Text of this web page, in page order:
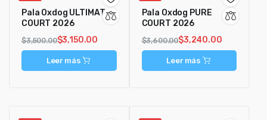
Pala Oxdog ULTIMATE
COURT 2026
$3,500.00$3,150.00
Leer más
Pala Oxdog PURE
COURT 2026
$3,600.00$3,240.00
Leer más